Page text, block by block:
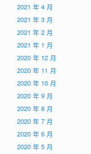
2021 年 4 月
2021 年 3 月
2021 年 2 月
2021 年 1 月
2020 年 12 月
2020 年 11 月
2020 年 10 月
2020 年 9 月
2020 年 8 月
2020 年 7 月
2020 年 6 月
2020 年 5 月